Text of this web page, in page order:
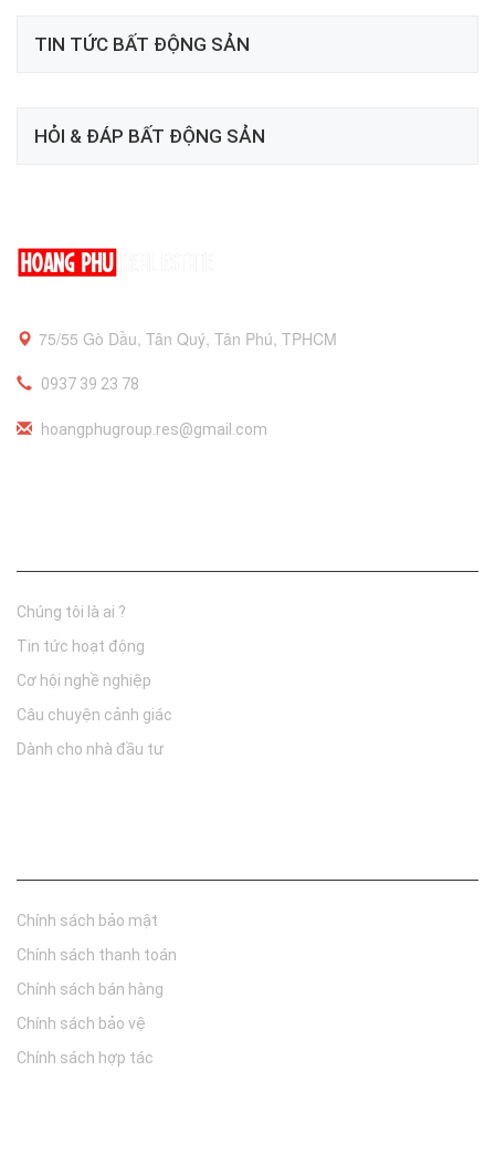
TIN TỨC BẤT ĐỘNG SẢN
HỎI & ĐÁP BẤT ĐỘNG SẢN
75/55 Gò Dầu, Tân Quý, Tân Phú, TPHCM
0937 39 23 78
hoangphugroup.res@gmail.com
Chúng tôi là ai ?
Tin tức hoạt động
Cơ hội nghề nghiệp
Câu chuyện cảnh giác
Dành cho nhà đầu tư
Chính sách bảo mật
Chính sách thanh toán
Chính sách bán hàng
Chính sách bảo vệ
Chính sách hợp tác